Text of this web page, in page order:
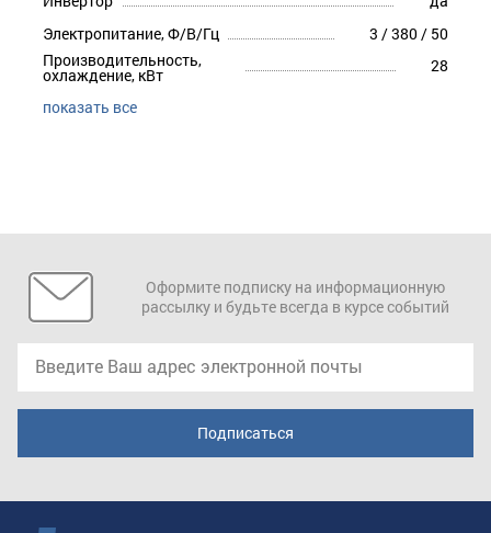
Электропитание, Ф/В/Гц
3 / 380 / 50
Производительность,
охлаждение, кВт 28
показать все
Оформите подписку на информационную
рассылку и будьте всегда в курсе событий